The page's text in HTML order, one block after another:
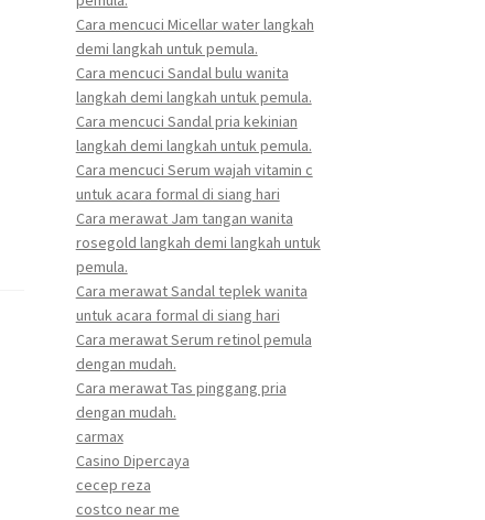
Cara mencuci Micellar water langkah
demi langkah untuk pemula.
Cara mencuci Sandal bulu wanita
langkah demi langkah untuk pemula.
Cara mencuci Sandal pria kekinian
langkah demi langkah untuk pemula.
Cara mencuci Serum wajah vitamin c
untuk acara formal di siang hari
Cara merawat Jam tangan wanita
rosegold langkah demi langkah untuk
pemula.
Cara merawat Sandal teplek wanita
untuk acara formal di siang hari
Cara merawat Serum retinol pemula
dengan mudah.
Cara merawat Tas pinggang pria
dengan mudah.
carmax
Casino Dipercaya
cecep reza
costco near me